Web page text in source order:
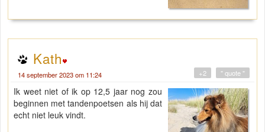
Kath
14 september 2023 om 11:24 " quote "
+2
Ik weet niet of ik op 12,5 jaar nog zou
beginnen met tandenpoetsen als hij dat
echt niet leuk vindt.